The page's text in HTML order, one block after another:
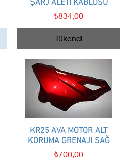
Hızlı Bakış
ŞARJ ALETİ KABLOSU
Fiyat
₺834,00
Tükendi
Hızlı Bakış
KR25 AVA MOTOR ALT
KORUMA GRENAJI SAĞ
Fiyat
₺700,00